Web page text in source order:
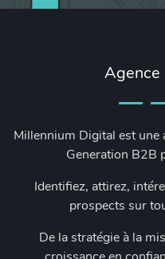
Millennium Digital est une
Generation B2B
Identifiez, attirez,
prospects sur
De la stratégie à la